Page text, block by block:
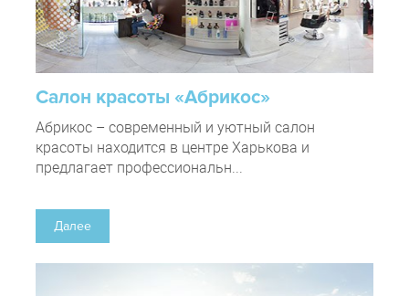
Салон красоты «Абрикос»
Абрикос – современный и уютный салон
красоты находится в центре Харькова и
предлагает профессиональн...
Далее